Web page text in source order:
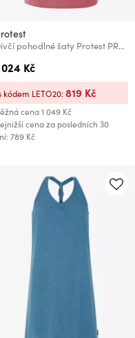
Dívčí pohodlné šaty Protest PRTBEACHY JR
024 Kč
cena1 049 Kč
cena za posledních 30
789 Kč
kódem LETO20:819 Kč